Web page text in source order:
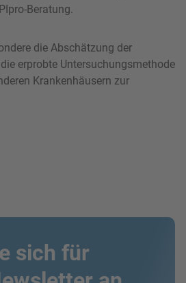
Beratung.
die Abschätzung der
erprobte Untersuchungsmethode
Krankenhäusern zur
sich für